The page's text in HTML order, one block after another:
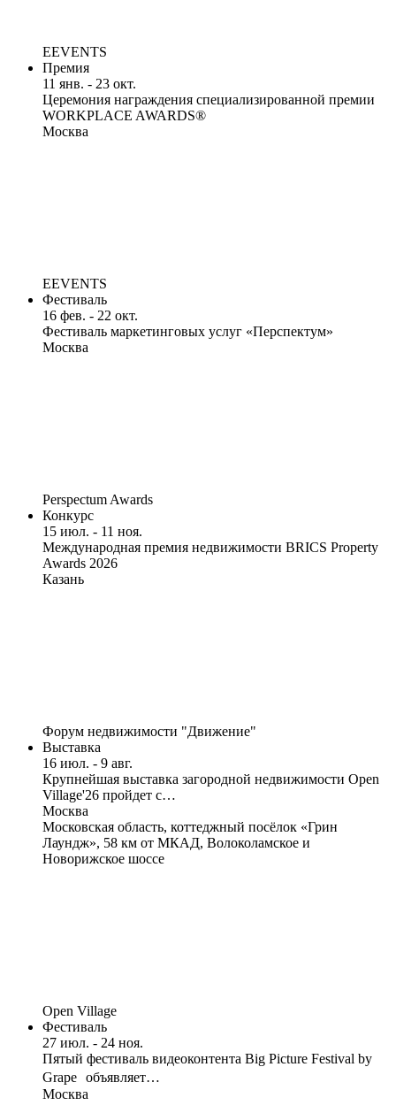
EEVENTS
Премия
11 янв. - 23 окт.
Церемония награждения специализированной премии
WORKPLACE AWARDS®
Москва
EEVENTS
Фестиваль
16 фев. - 22 окт.
Фестиваль маркетинговых услуг «Перспектум»
Москва
Perspectum Awards
Конкурс
15 июл. - 11 ноя.
Международная премия недвижимости BRICS Property
Awards 2026
Казань
Форум недвижимости "Движение"
Выставка
16 июл. - 9 авг.
Крупнейшая выставка загородной недвижимости Open
Village'26 пройдет с…
Москва
Московская область, коттеджный посёлок «Грин
Лаундж», 58 км от МКАД, Волоколамское и
Новорижское шоссе
Open Village
Фестиваль
27 июл. - 24 ноя.
Пятый фестиваль видеоконтента Big Picture Festival by
Grape объявляет…
Москва